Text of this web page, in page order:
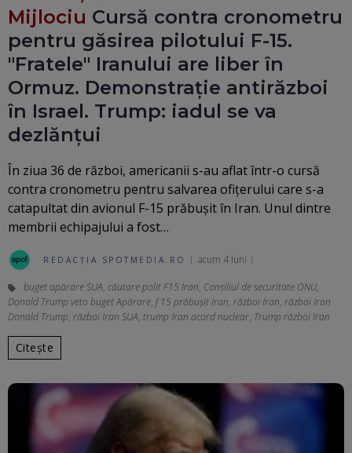
Mijlociu Cursă contra cronometru
pentru găsirea pilotului F-15.
"Fratele" Iranului are liber în
Ormuz. Demonstrație antirăzboi
în Israel. Trump: iadul se va
dezlănțui
În ziua 36 de război, americanii s-au aflat într-o cursă
contra cronometru pentru salvarea ofiţerului care s-a
catapultat din avionul F-15 prăbuşit în Iran. Unul dintre
membrii echipajului a fost…
REDACȚIA SPOTMEDIA.RO acum 4 luni
buget apărare SUA, căutare polit F15 Iran, Consiliul de securitate ONU,
Donald Trump veto buget Apărare, f 15 prăbuşit Iran, război Iran, război Iran
Donald Trump, război Iran SUA, trump Iran acord nuclear, Trump război Iran
Citește